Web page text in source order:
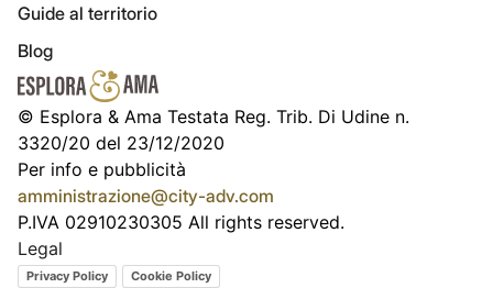
Guide al territorio
Blog
© Esplora & Ama Testata Reg. Trib. Di Udine n.
3320/20 del 23/12/2020
Per info e pubblicità
amministrazione@city-adv.com
P.IVA 02910230305 All rights reserved.
Legal
Privacy Policy Cookie Policy